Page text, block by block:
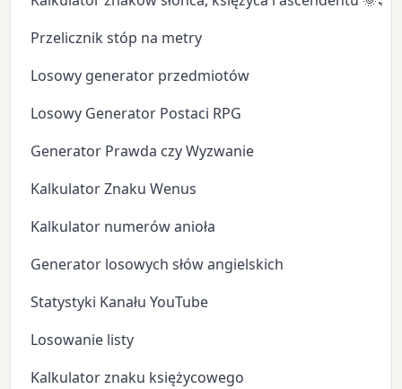
Przelicznik stóp na metry
Losowy generator przedmiotów
Losowy Generator Postaci RPG
Generator Prawda czy Wyzwanie
Kalkulator Znaku Wenus
Kalkulator numerów anioła
Generator losowych słów angielskich
Statystyki Kanału YouTube
Losowanie listy
Kalkulator znaku księżycowego